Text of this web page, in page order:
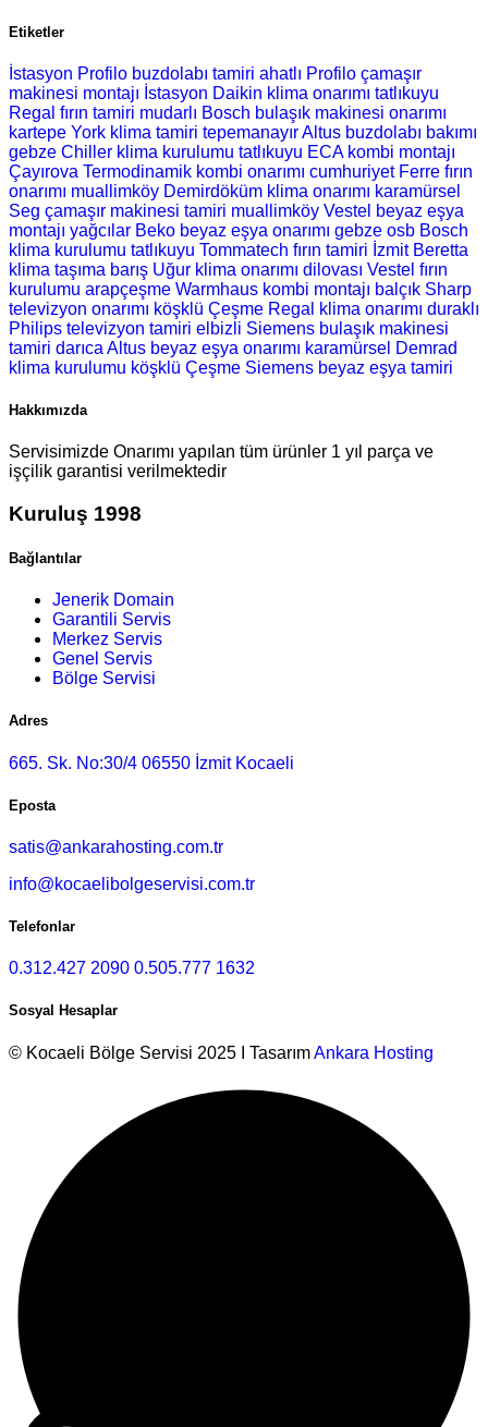
Etiketler
İstasyon Profilo buzdolabı tamiri ahatlı Profilo çamaşır
makinesi montajı İstasyon Daikin klima onarımı tatlıkuyu
Regal fırın tamiri mudarlı Bosch bulaşık makinesi onarımı
kartepe York klima tamiri tepemanayır Altus buzdolabı bakımı
gebze Chiller klima kurulumu tatlıkuyu ECA kombi montajı
Çayırova Termodinamik kombi onarımı cumhuriyet Ferre fırın
onarımı muallimköy Demirdöküm klima onarımı karamürsel
Seg çamaşır makinesi tamiri muallimköy Vestel beyaz eşya
montajı yağcılar Beko beyaz eşya onarımı gebze osb Bosch
klima kurulumu tatlıkuyu Tommatech fırın tamiri İzmit Beretta
klima taşıma barış Uğur klima onarımı dilovası Vestel fırın
kurulumu arapçeşme Warmhaus kombi montajı balçık Sharp
televizyon onarımı köşklü Çeşme Regal klima onarımı duraklı
Philips televizyon tamiri elbizli Siemens bulaşık makinesi
tamiri darıca Altus beyaz eşya onarımı karamürsel Demrad
klima kurulumu köşklü Çeşme Siemens beyaz eşya tamiri
Hakkımızda
Servisimizde Onarımı yapılan tüm ürünler 1 yıl parça ve
işçilik garantisi verilmektedir
Kuruluş 1998
Bağlantılar
Jenerik Domain
Garantili Servis
Merkez Servis
Genel Servis
Bölge Servisi
Adres
665. Sk. No:30/4 06550 İzmit Kocaeli
Eposta
satis@ankarahosting.com.tr
info@kocaelibolgeservisi.com.tr
Telefonlar
0.312.427 2090 0.505.777 1632
Sosyal Hesaplar
© Kocaeli Bölge Servisi 2025 I TasarımAnkara Hosting